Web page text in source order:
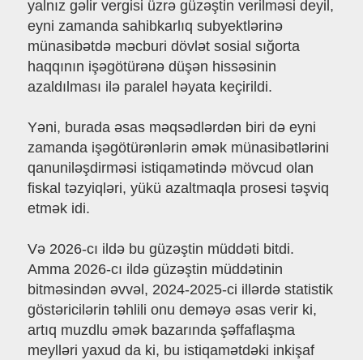
yalnız gəlir vergisi üzrə güzəştin verilməsi deyil,
eyni zamanda sahibkarlıq subyektlərinə
münasibətdə məcburi dövlət sosial sığorta
haqqının işəgötürənə düşən hissəsinin
azaldılması ilə paralel həyata keçirildi.
Yəni, burada əsas məqsədlərdən biri də eyni
zamanda işəgötürənlərin əmək münasibətlərini
qanuniləşdirməsi istiqamətində mövcud olan
fiskal təzyiqləri, yükü azaltmaqla prosesi təşviq
etmək idi.
Və 2026-cı ildə bu güzəştin müddəti bitdi.
Amma 2026-cı ildə güzəştin müddətinin
bitməsindən əvvəl, 2024-2025-ci illərdə statistik
göstəricilərin təhlili onu deməyə əsas verir ki,
artıq muzdlu əmək bazarında şəffaflaşma
meylləri yaxud da ki, bu istiqamətdəki inkişaf